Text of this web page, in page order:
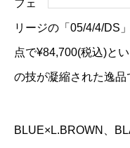
フェ
リージの「05/4/4/DS
点で¥84,700(税込)と
の技が凝縮された逸品
BLUE×L.BROWN、